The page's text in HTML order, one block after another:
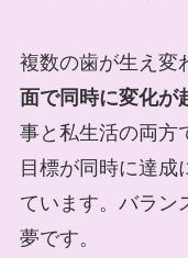
複数の歯が生え変
面で同時に変化が
事と私生活の両方
目標が同時に達成
ています。バラン
夢です。